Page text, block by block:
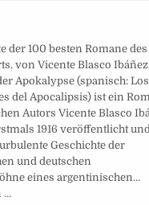
der 100 besten Romane des
von Vicente Blasco
Apokalypse (spanisch: Los
del Apocalipsis) ist ein
Autors Vicente Blasco
1916 veröffentlicht und
Geschichte der
und deutschen
eines argentinischen…
…